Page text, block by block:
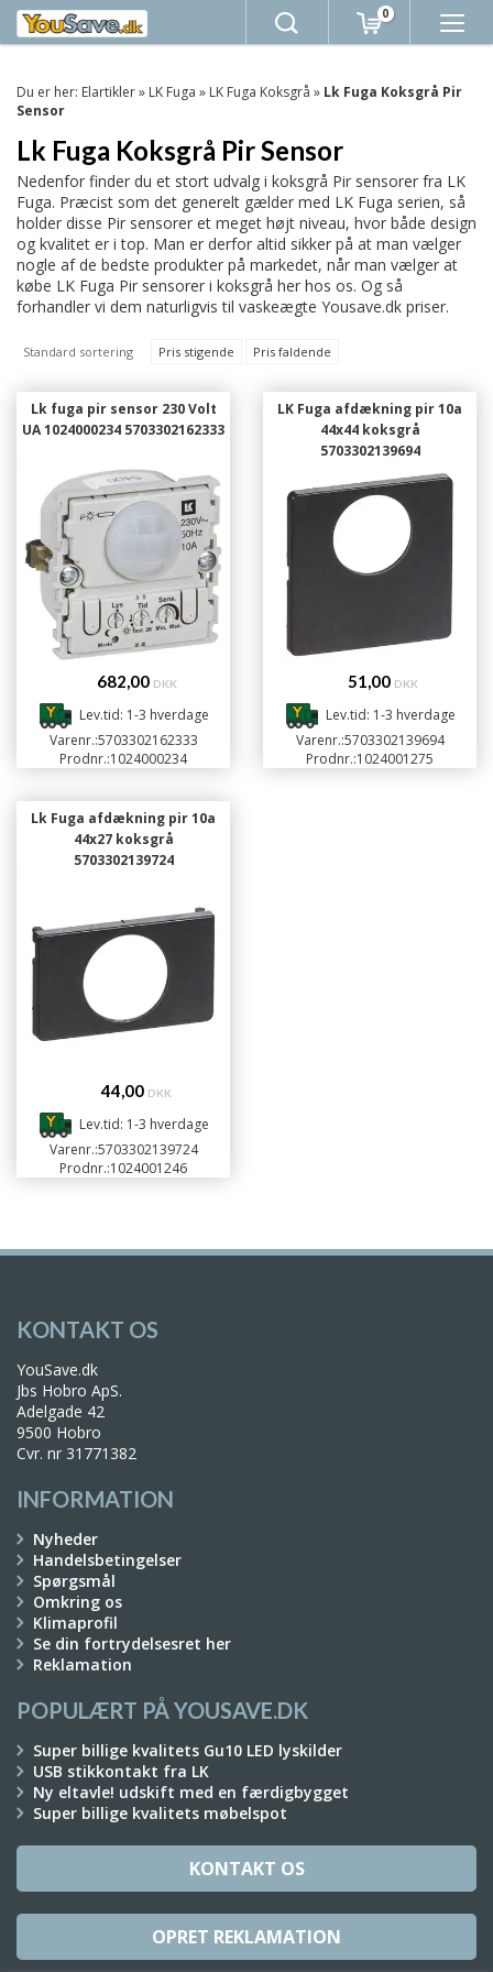
0
Du er her: Elartikler» LK Fuga » LK Fuga Koksgrå » Lk Fuga Koksgrå Pir
Sensor
Lk Fuga Koksgrå Pir Sensor
Nedenfor finder du et stort udvalg i koksgrå Pir sensorer fra LK
Fuga. Præcist som det generelt gælder med LK Fuga serien, så
holder disse Pir sensorer et meget højt niveau, hvor både design
og kvalitet er i top. Man er derfor altid sikker på at man vælger
nogle af de bedste produkter på markedet, når man vælger at
købe LK Fuga Pir sensorer i koksgrå her hos os. Og så
forhandler vi dem naturligvis til vaskeægte Yousave.dk priser.
Standard sortering Pris stigende Pris faldende
Lk fuga pir sensor 230 Volt
UA 1024000234 5703302162333
682,00 DKK
Lev.tid: 1-3 hverdage
Varenr.:5703302162333
Prodnr.:1024000234
LK Fuga afdækning pir 10a
44x44 koksgrå
5703302139694
51,00 DKK
Lev.tid: 1-3 hverdage
Varenr.:5703302139694
Prodnr.:1024001275
Lk Fuga afdækning pir 10a
44x27 koksgrå
5703302139724
44,00 DKK
Lev.tid: 1-3 hverdage
Varenr.:5703302139724
Prodnr.:1024001246
KONTAKT OS
YouSave.dk
Jbs Hobro ApS.
Adelgade 42
9500 Hobro
Cvr. nr 31771382
INFORMATION
Nyheder
Handelsbetingelser
Spørgsmål
Omkring os
Klimaprofil
Se din fortrydelsesret her
Reklamation
POPULÆRT PÅ YOUSAVE.DK
Super billige kvalitets Gu10 LED lyskilder
USB stikkontakt fra LK
Ny eltavle! udskift med en færdigbygget
Super billige kvalitets møbelspot
KONTAKT OS
OPRET REKLAMATION